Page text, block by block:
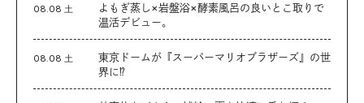
08.08 土
よもぎ蒸し×岩盤浴×酵素風呂の良いとこ取りで
温活デビュー。
08.08 土
東京ドームが『スーパーマリオブラザーズ』の世
界に⁉︎